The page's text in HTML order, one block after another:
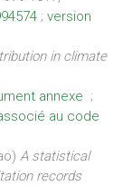
;version
in climate
annexe ;
au code
A statistical
records